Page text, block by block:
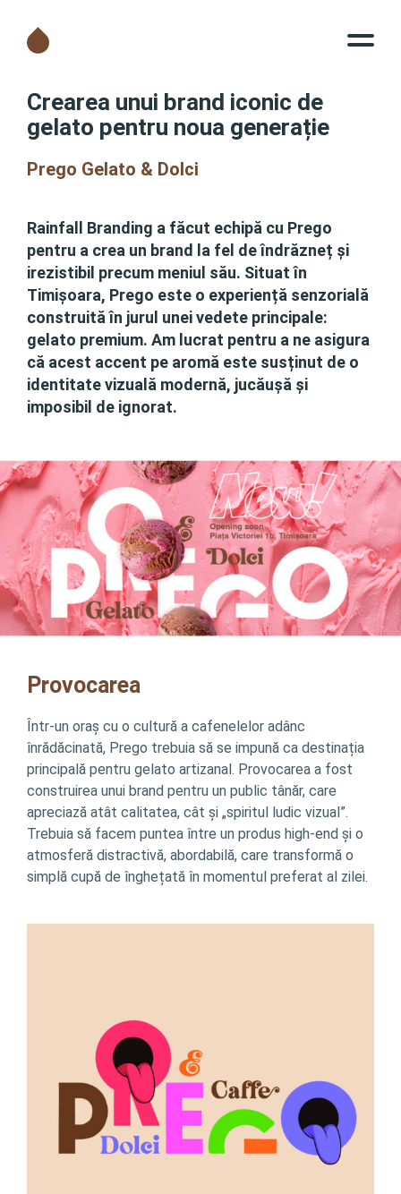
Crearea unui brand iconic de
gelato pentru noua generație
Prego Gelato & Dolci
Rainfall Branding a făcut echipă cu Prego
pentru a crea un brand la fel de îndrăzneț și
irezistibil precum meniul său. Situat în
Timișoara, Prego este o experiență senzorială
construită în jurul unei vedete principale:
gelato premium. Am lucrat pentru a ne asigura
că acest accent pe aromă este susținut de o
identitate vizuală modernă, jucăușă și
imposibil de ignorat.
Provocarea
Într-un oraș cu o cultură a cafenelelor adânc
înrădăcinată, Prego trebuia să se impună ca destinația
principală pentru gelato artizanal. Provocarea a fost
construirea unui brand pentru un public tânăr, care
apreciază atât calitatea, cât și „spiritul ludic vizual”.
Trebuia să facem puntea între un produs high-end și o
atmosferă distractivă, abordabilă, care transformă o
simplă cupă de înghețată în momentul preferat al zilei.